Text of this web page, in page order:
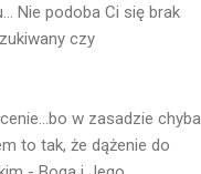
Nie podoba Ci się brak
czy
w zasadzie chyba
to tak, że dążenie do